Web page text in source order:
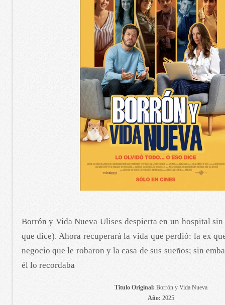
Borrón y Vida Nueva Ulises despierta en un hospital
que dice). Ahora recuperará la vida que perdió: la ex
negocio que le robaron y la casa de sus sueños; sin
él lo recordaba
Titulo Original: Borrón y Vida Nueva
Año: 2025